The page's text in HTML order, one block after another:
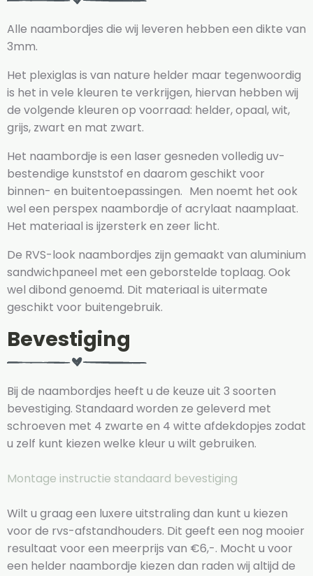
Alle naambordjes die wij leveren hebben een dikte van
3mm.
Het plexiglas is van nature helder maar tegenwoordig
is het in vele kleuren te verkrijgen, hiervan hebben wij
de volgende kleuren op voorraad: helder, opaal, wit,
grijs, zwart en mat zwart.
Het naambordje is een laser gesneden volledig uv-
bestendige kunststof en daarom geschikt voor
binnen- en buitentoepassingen. Men noemt het ook
wel een perspex naambordje of acrylaat naamplaat.
Het materiaal is ijzersterk en zeer licht.
De RVS-look naambordjes zijn gemaakt van aluminium
sandwichpaneel met een geborstelde toplaag. Ook
wel dibond genoemd. Dit materiaal is uitermate
geschikt voor buitengebruik.
Bevestiging
Bij de naambordjes heeft u de keuze uit 3 soorten
bevestiging. Standaard worden ze geleverd met
schroeven met 4 zwarte en 4 witte afdekdopjes zodat
u zelf kunt kiezen welke kleur u wilt gebruiken.
Montage instructie standaard bevestiging
Wilt u graag een luxere uitstraling dan kunt u kiezen
voor de rvs-afstandhouders. Dit geeft een nog mooier
resultaat voor een meerprijs van €6,-. Mocht u voor
een helder naambordje kiezen dan raden wij altijd de